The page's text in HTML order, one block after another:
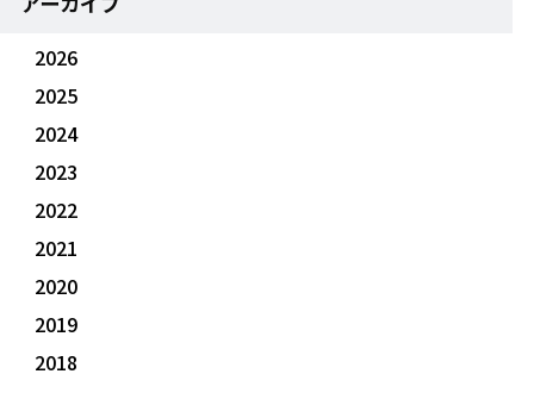
2026
2025
2024
2023
2022
2021
2020
2019
2018